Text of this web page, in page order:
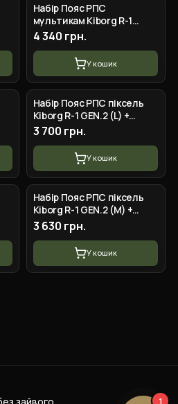
Набір Пояс РПС
мультикам Kiborg R-1
GEN.2 (L) + підсумки
4 340 грн.
У кошик
Набір Пояс РПС піксель
Kiborg R-1 GEN.2 (L) +
підсумки
3 700 грн.
У кошик
Набір Пояс РПС піксель
Kiborg R-1 GEN.2 (M) +
підсумки
3 630 грн.
У кошик
1